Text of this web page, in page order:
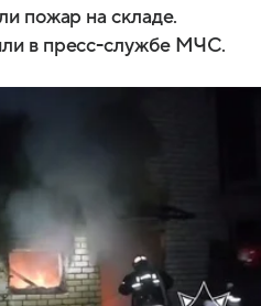
пожар на складе.
в пресс-службе МЧС.